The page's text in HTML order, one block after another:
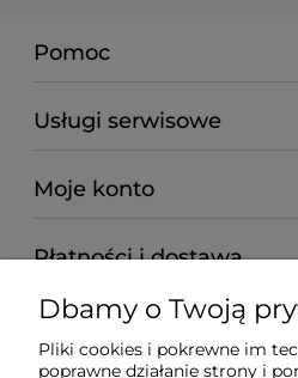
Pomoc
Usługi serwisowe
Moje konto
Płatności i dostawa
Informacje
Dbamy o Twoją
Pliki cookies i pokrewne im
poprawne działanie strony i